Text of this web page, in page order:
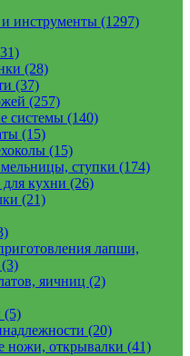
инструменты (1297)
(28)
(37)
(257)
системы (140)
(15)
(15)
ступки (174)
кухни (26)
(21)
лапши,
яичниц (2)
(5)
(20)
ножи, открывалки (41)